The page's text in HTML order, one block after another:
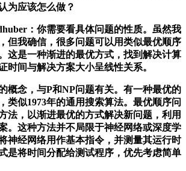
为应该怎么做？
：你需要看具体问题的性质。虽然我
但我确信，很多问题可以用类似最优顺序
这是一种渐进的最优方式，找到解决计算
时间与解决方案大小呈线性关系。
念，与P和NP问题有关。有一种最优的
类似1973年的通用搜索算法。最优顺序问
法，以渐进最优的方式解决新问题，利用
。这种方法并不局限于神经网络或深度学
神经网络用作基本指令，并测量其运行时
是将时间分配给测试程序，优先考虑简单